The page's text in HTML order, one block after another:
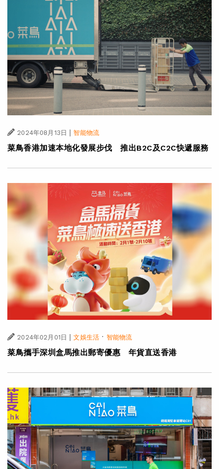
2024年08月13日 | 智能物流
菜鳥香港加速本地化發展步伐 推出B2C及C2C快遞服務
2024年02月01日 | 文娛生活 · 智能物流
菜鳥攜手深圳盒馬推出郵寄優惠 年貨直送香港